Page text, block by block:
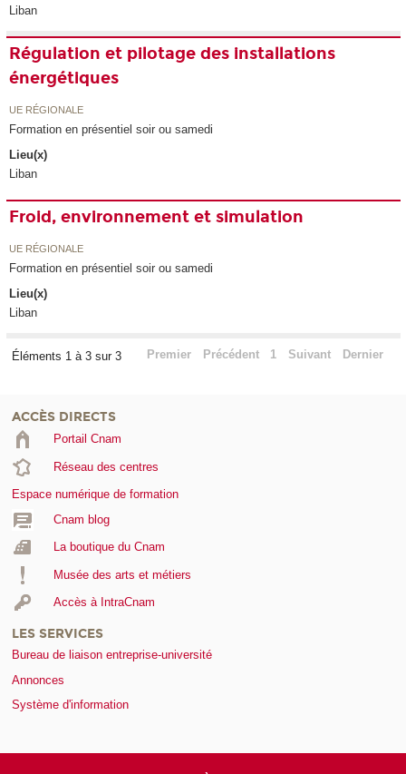
Liban
Régulation et pilotage des installations
énergétiques
UE RÉGIONALE
Formation en présentiel soir ou samedi
Lieu(x)
Liban
Froid, environnement et simulation
UE RÉGIONALE
Formation en présentiel soir ou samedi
Lieu(x)
Liban
Éléments 1 à 3 sur 3 Premier Précédent 1 Suivant Dernier
ACCÈS DIRECTS
Portail Cnam
Réseau des centres
Espace numérique de formation
Cnam blog
La boutique du Cnam
Musée des arts et métiers
Accès à IntraCnam
LES SERVICES
Bureau de liaison entreprise-université
Annonces
Système d'information